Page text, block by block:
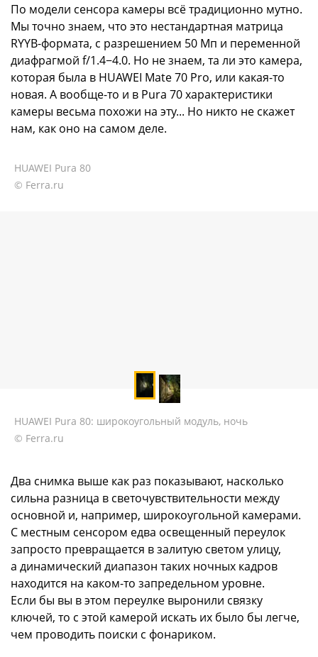
По модели сенсора камеры всё традиционно мутно.
Мы точно знаем, что это нестандартная матрица
RYYB-формата, с разрешением 50 Мп и переменной
диафрагмой f/1.4−4.0. Но не знаем, та ли это камера,
которая была в HUAWEI Mate 70 Pro, или какая-то
новая. А вообще-то и в Pura 70 характеристики
камеры весьма похожи на эту... Но никто не скажет
нам, как оно на самом деле.
HUAWEI Pura 80
© Ferra.ru
HUAWEI Pura 80: широкоугольный модуль, ночь
© Ferra.ru
Два снимка выше как раз показывают, насколько
сильна разница в светочувствительности между
основной и, например, широкоугольной камерами.
С местным сенсором едва освещенный переулок
запросто превращается в залитую светом улицу,
а динамический диапазон таких ночных кадров
находится на каком-то запредельном уровне.
Если бы вы в этом переулке выронили связку
ключей, то с этой камерой искать их было бы легче,
чем проводить поиски с фонариком.